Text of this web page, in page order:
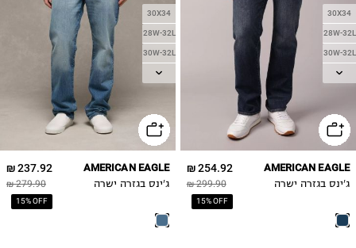
30X34
28W-32L
30W-32L
32W-32L
34W-34L
36W-32L
36W-34L
38W-34L
254.92 ₪
299.90 ₪
15% OFF
AMERICAN EAGLE
ג'ינס בגזרה ישרה
30X34
28W-32L
30W-32L
32W-34L
36W-34L
38W-34L
237.92 ₪
279.90 ₪
15% OFF
AMERICAN EAGLE
ג'ינס בגזרה ישרה